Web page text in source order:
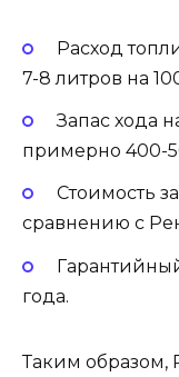
Расход
7-8 литров на
Запас хода
примерно 400-
Стоимость
сравнению с
года.
Таким образом,